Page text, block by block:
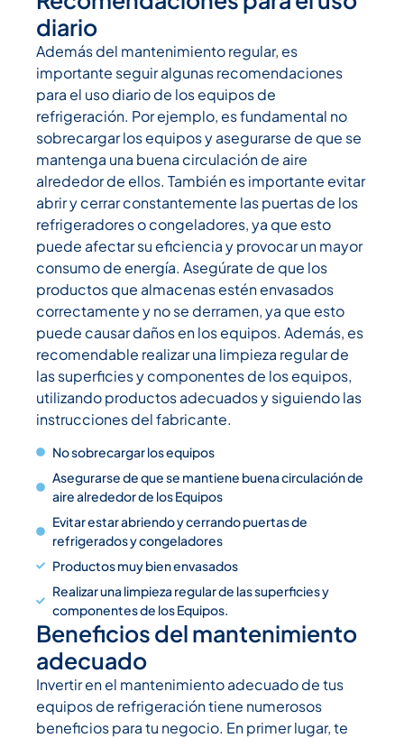
diario
Además del mantenimiento regular, es
importante seguir algunas recomendaciones
para el uso diario de los equipos de
refrigeración. Por ejemplo, es fundamental no
sobrecargar los equipos y asegurarse de que se
mantenga una buena circulación de aire
alrededor de ellos. También es importante evitar
abrir y cerrar constantemente las puertas de los
refrigeradores o congeladores, ya que esto
puede afectar su eficiencia y provocar un mayor
consumo de energía. Asegúrate de que los
productos que almacenas estén envasados
correctamente y no se derramen, ya que esto
puede causar daños en los equipos. Además, es
recomendable realizar una limpieza regular de
las superficies y componentes de los equipos,
utilizando productos adecuados y siguiendo las
instrucciones del fabricante.
No sobrecargar los equipos
Asegurarse de que se mantiene buena circulación de
aire alrededor de los Equipos
Evitar estar abriendo y cerrando puertas de
refrigerados y congeladores
Productos muy bien envasados
Realizar una limpieza regular de las superficies y
componentes de los Equipos.
Beneficios del mantenimiento
adecuado
Invertir en el mantenimiento adecuado de tus
equipos de refrigeración tiene numerosos
beneficios para tu negocio. En primer lugar, te